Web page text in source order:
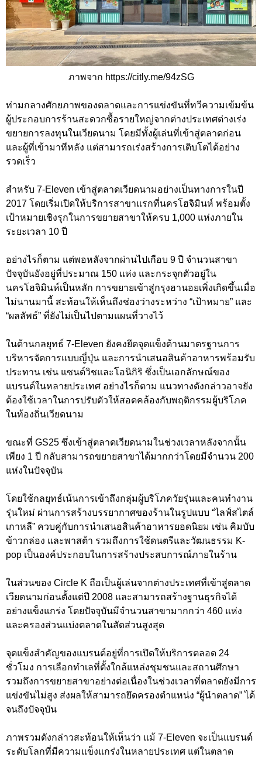
ภาพจาก https://citly.me/94zSG
ท่ามกลางศักยภาพของตลาดและการแข่งขันที่ทวีความเข้มข้น
ผู้ประกอบการร้านสะดวกซื้อรายใหญ่จากต่างประเทศต่างเร่ง
ขยายการลงทุนในเวียดนาม โดยมีทั้งผู้เล่นที่เข้าสู่ตลาดก่อน
และผู้ที่เข้ามาทีหลัง แต่สามารถเร่งสร้างการเติบโตได้อย่าง
รวดเร็ว
สำหรับ 7-Eleven เข้าสู่ตลาดเวียดนามอย่างเป็นทางการในปี
2017 โดยเริ่มเปิดให้บริการสาขาแรกที่นครโฮจิมินห์ พร้อมตั้ง
เป้าหมายเชิงรุกในการขยายสาขาให้ครบ 1,000 แห่งภายใน
ระยะเวลา 10 ปี
อย่างไรก็ตาม แต่พอหลังจากผ่านไปเกือบ 9 ปี จำนวนสาขา
ปัจจุบันยังอยู่ที่ประมาณ 150 แห่ง และกระจุกตัวอยู่ใน
นครโฮจิมินห์เป็นหลัก การขยายเข้าสู่กรุงฮานอยเพิ่งเกิดขึ้นเมื่อ
ไม่นานมานี้ สะท้อนให้เห็นถึงช่องว่างระหว่าง “เป้าหมาย” และ
“ผลลัพธ์” ที่ยังไม่เป็นไปตามแผนที่วางไว้
ในด้านกลยุทธ์ 7-Eleven ยังคงยึดจุดแข็งด้านมาตรฐานการ
บริหารจัดการแบบญี่ปุ่น และการนำเสนอสินค้าอาหารพร้อมรับ
ประทาน เช่น แซนด์วิชและโอนิกิริ ซึ่งเป็นเอกลักษณ์ของ
แบรนด์ในหลายประเทศ อย่างไรก็ตาม แนวทางดังกล่าวอาจยัง
ต้องใช้เวลาในการปรับตัวให้สอดคล้องกับพฤติกรรมผู้บริโภค
ในท้องถิ่นเวียดนาม
ขณะที่ GS25 ซึ่งเข้าสู่ตลาดเวียดนามในช่วงเวลาหลังจากนั้น
เพียง 1 ปี กลับสามารถขยายสาขาได้มากกว่าโดยมีจำนวน 200
แห่งในปัจจุบัน
โดยใช้กลยุทธ์เน้นการเข้าถึงกลุ่มผู้บริโภควัยรุ่นและคนทำงาน
รุ่นใหม่ ผ่านการสร้างบรรยากาศของร้านในรูปแบบ “ไลฟ์สไตล์
เกาหลี” ควบคู่กับการนำเสนอสินค้าอาหารยอดนิยม เช่น คิมบับ
ข้าวกล่อง และพาสต้า รวมถึงการใช้ดนตรีและวัฒนธรรม K-
pop เป็นองค์ประกอบในการสร้างประสบการณ์ภายในร้าน
ในส่วนของ Circle K ถือเป็นผู้เล่นจากต่างประเทศที่เข้าสู่ตลาด
เวียดนามก่อนตั้งแต่ปี 2008 และสามารถสร้างฐานธุรกิจได้
อย่างแข็งแกร่ง โดยปัจจุบันมีจำนวนสาขามากกว่า 460 แห่ง
และครองส่วนแบ่งตลาดในสัดส่วนสูงสุด
จุดแข็งสำคัญของแบรนด์อยู่ที่การเปิดให้บริการตลอด 24
ชั่วโมง การเลือกทำเลที่ตั้งใกล้แหล่งชุมชนและสถานศึกษา
รวมถึงการขยายสาขาอย่างต่อเนื่องในช่วงเวลาที่ตลาดยังมีการ
แข่งขันไม่สูง ส่งผลให้สามารถยึดครองตำแหน่ง “ผู้นำตลาด” ได้
จนถึงปัจจุบัน
ภาพรวมดังกล่าวสะท้อนให้เห็นว่า แม้ 7-Eleven จะเป็นแบรนด์
ระดับโลกที่มีความแข็งแกร่งในหลายประเทศ แต่ในตลาด